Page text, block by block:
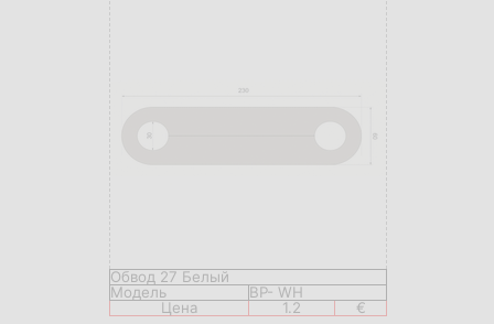
Обвод 27 Белый
Модель
BP- WH
Цена
1.2 €